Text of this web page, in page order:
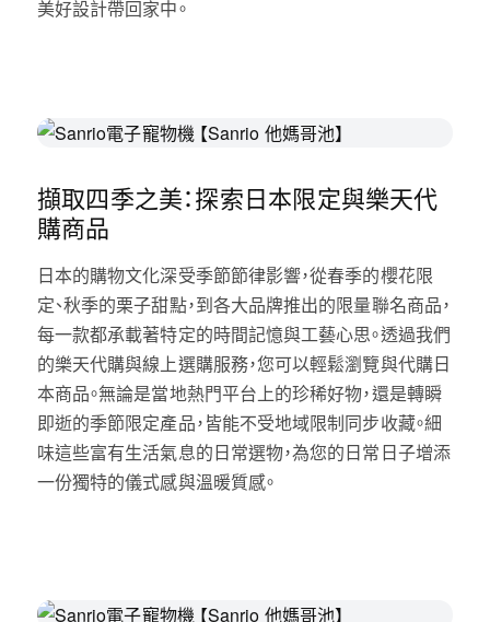
美好設計帶回家中。
擷取四季之美：探索日本限定與樂天代
購商品
日本的購物文化深受季節節律影響，從春季的櫻花限
定、秋季的栗子甜點，到各大品牌推出的限量聯名商品，
每一款都承載著特定的時間記憶與工藝心思。透過我們
的樂天代購與線上選購服務，您可以輕鬆瀏覽與代購日
本商品。無論是當地熱門平台上的珍稀好物，還是轉瞬
即逝的季節限定產品，皆能不受地域限制同步收藏。細
味這些富有生活氣息的日常選物，為您的日常日子增添
一份獨特的儀式感與溫暖質感。